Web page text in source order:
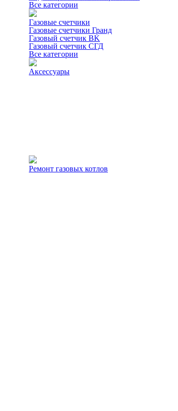
Все категории
Газовые счетчики
Газовые счетчики Гранд
Газовый счетчик BK
Газовый счетчик СГД
Все категории
Аксессуары
Ремонт газовых котлов